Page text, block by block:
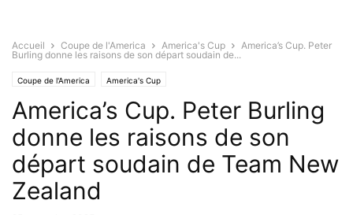
Accueil Coupe de l'America America's Cup
America’s Cup. Peter
Burling donne les raisons de son départ soudain de...
Coupe de l'America America's Cup
America’s Cup. Peter Burling
donne les raisons de son
départ soudain de Team New
Zealand